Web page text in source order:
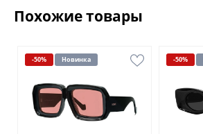
Похожие товары
-50% Новинка -50%